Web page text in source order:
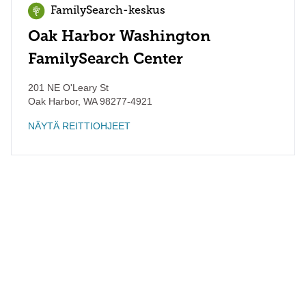
FamilySearch-keskus
Oak Harbor Washington
FamilySearch Center
201 NE O'Leary St
Oak Harbor, WA98277-4921
NÄYTÄ REITTIOHJEET